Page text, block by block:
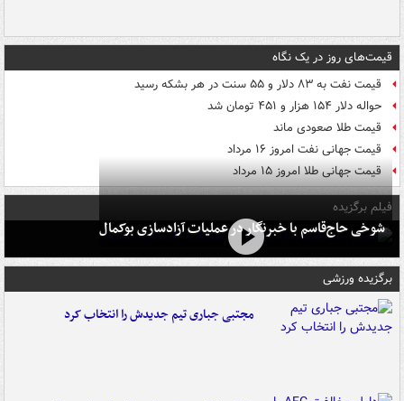
قیمت‌های روز در یک نگاه
قیمت نفت به ۸۳ دلار و ۵۵ سنت در هر بشکه رسید
حواله دلار ۱۵۴ هزار و ۴۵۱ تومان شد
قیمت طلا صعودی ماند
قیمت جهانی نفت امروز ۱۶ مرداد
قیمت جهانی طلا امروز ۱۵ مرداد
فیلم برگزیده
شوخی حاج‌قاسم با خبرنگار در عملیات آزادسازی بوکمال
برگزیده ورزشی
مجتبی جباری تیم جدیدش را انتخاب کرد